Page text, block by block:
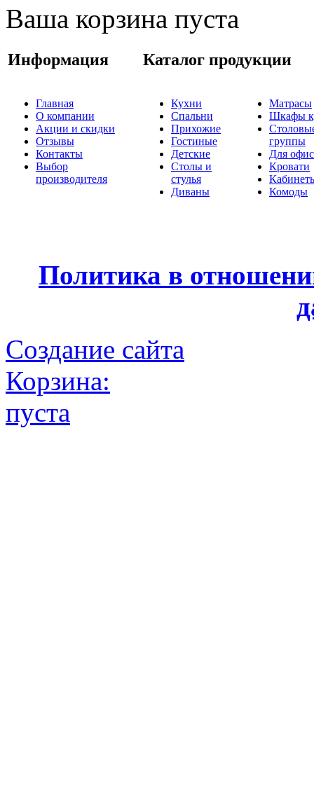
Ваша корзина пуста
Информация Каталог продукции
Главная
О компании
Акции и скидки
Отзывы
Контакты
Выбор
производителя
Кухни
Спальни
Прихожие
Гостиные
Детские
Столы и
стулья
Диваны
Матрасы
Шкафы
группы
Для
Кровати
Комоды
Политика в
Создание сайта
Корзина:
пуста